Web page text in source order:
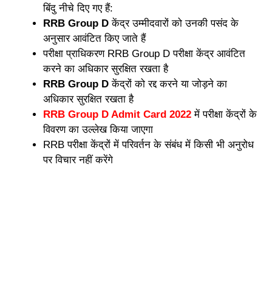
बिंदु नीचे दिए गए हैं:
RRB Group D केंद्र उम्मीदवारों को उनकी पसंद के
अनुसार आवंटित किए जाते हैं
परीक्षा प्राधिकरण RRB Group D परीक्षा केंद्र आवंटित
करने का अधिकार सुरक्षित रखता है
RRB Group D केंद्रों को रद्द करने या जोड़ने का
अधिकार सुरक्षित रखता है
RRB Group D Admit Card 2022 में परीक्षा केंद्रों के
विवरण का उल्लेख किया जाएगा
RRB परीक्षा केंद्रों में परिवर्तन के संबंध में किसी भी अनुरोध
पर विचार नहीं करेंगे